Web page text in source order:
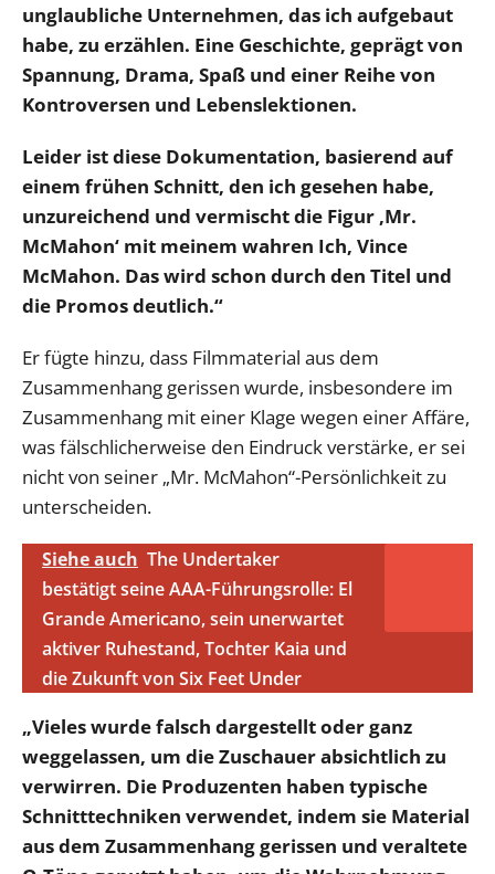
unglaubliche Unternehmen, das ich aufgebaut
habe, zu erzählen. Eine Geschichte, geprägt von
Spannung, Drama, Spaß und einer Reihe von
Kontroversen und Lebenslektionen.
Leider ist diese Dokumentation, basierend auf
einem frühen Schnitt, den ich gesehen habe,
unzureichend und vermischt die Figur ‚Mr.
McMahon‘ mit meinem wahren Ich, Vince
McMahon. Das wird schon durch den Titel und
die Promos deutlich.“
Er fügte hinzu, dass Filmmaterial aus dem
Zusammenhang gerissen wurde, insbesondere im
Zusammenhang mit einer Klage wegen einer Affäre,
was fälschlicherweise den Eindruck verstärke, er sei
nicht von seiner „Mr. McMahon“-Persönlichkeit zu
unterscheiden.
Siehe auch The Undertaker
bestätigt seine AAA-Führungsrolle: El
Grande Americano, sein unerwartet
aktiver Ruhestand, Tochter Kaia und
die Zukunft von Six Feet Under
„Vieles wurde falsch dargestellt oder ganz
weggelassen, um die Zuschauer absichtlich zu
verwirren. Die Produzenten haben typische
Schnitttechniken verwendet, indem sie Material
aus dem Zusammenhang gerissen und veraltete